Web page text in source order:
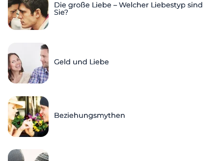
Die große Liebe – Welcher Liebestyp sind
Sie?
Geld und Liebe
Beziehungsmythen